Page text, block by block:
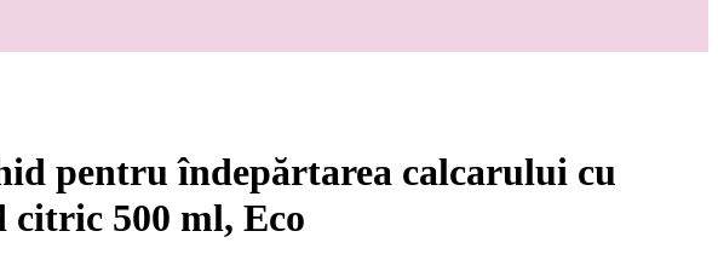
pentru îndepărtarea calcarului cu
citric 500 ml, Eco